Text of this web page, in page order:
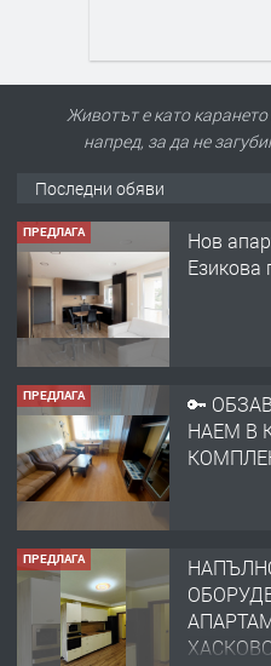
Животът е като
напред, за да не
Последни обяви
ПРЕДЛАГА
Нов
Езикова
ПРЕДЛАГА
🔑
НАЕМ В
ПРЕДЛАГА